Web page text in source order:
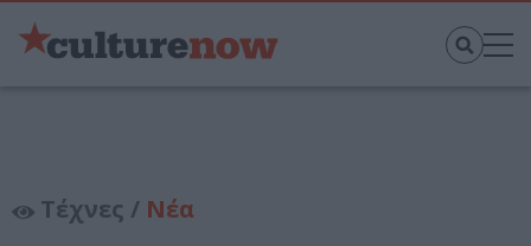
Τέχνες / Νέα